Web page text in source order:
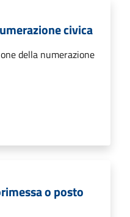
civica
della numerazione
o posto